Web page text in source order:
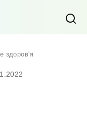
здоров'я